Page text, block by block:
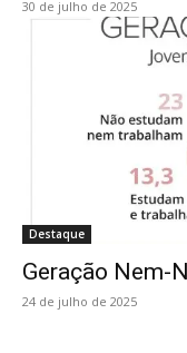
30 de julho de 2025
Destaque
Geração Nem-
24 de julho de 2025